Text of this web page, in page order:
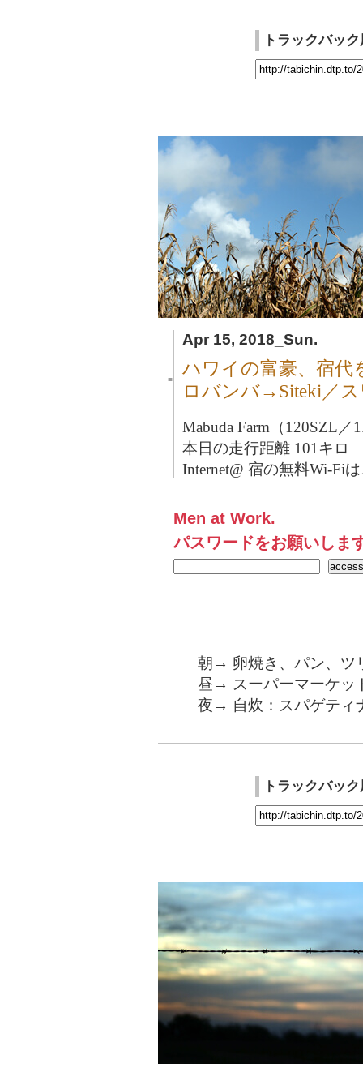
トラックバッ
Apr 15, 2018_Sun.
■
ハワイの富豪、宿代
ロバンバ→Siteki／
Mabuda Farm（120SZL／
本日の走行距離 101キロ
Internet@ 宿の無料Wi-Fi
Men at Work.
パスワードをお願いしま
朝→ 卵焼き、パン、ツ
昼→ スーパーマーケッ
夜→ 自炊：スパゲティ
トラックバッ